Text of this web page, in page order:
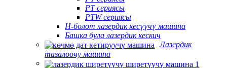
PT сериясы
PTW сериясы
H-болот лазердик кесүүчү машина
Башка була лазердик кескич
Лазердик
тазалоочу машина